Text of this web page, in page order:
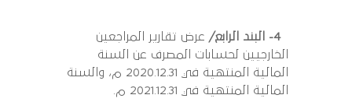
4- البند الرابع/
عرض تقارير المراجعين
الخارجيين لحسابات المصرف عن السنة
المالية المنتهية في 2020.12.31 م، والسنة
المالية المنتهية في 2021.12.31 م.